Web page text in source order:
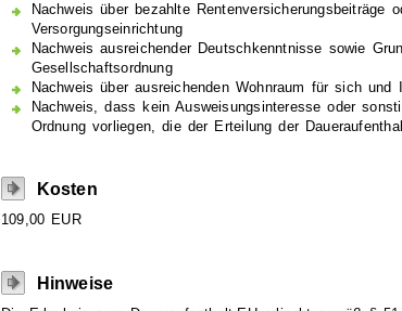
Nachweis über bezahlte Rentenversicherungsbeiträge
Versorgungseinrichtung
Nachweis ausreichender Deutschkenntnisse sowie
Gesellschaftsordnung
Nachweis über ausreichenden Wohnraum für sich und
Nachweis, dass kein Ausweisungsinteresse oder
Ordnung vorliegen, die der Erteilung der
Kosten
109,00 EUR
Hinweise